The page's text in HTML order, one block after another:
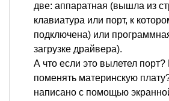
две: аппаратная (вышла из
клавиатура или порт, к
подключена) или
загрузке драйвера).
А что если это вылетел
поменять материнскую
написано с помощью